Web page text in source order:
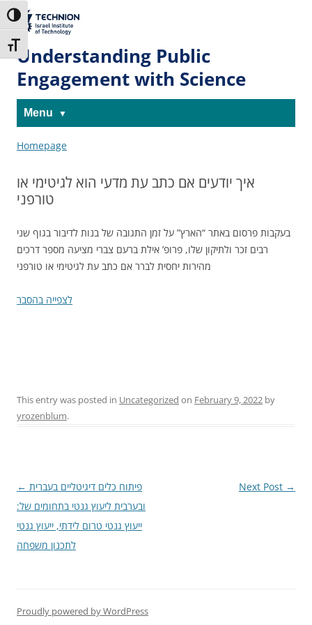
to
Content
to
navigation
Toggle High Contrast
Toggle Font size
The Technion
Site
Understanding Public
Engagement with Science
Menu
Homepage
איך יודעים אם כתב עת מדעי הוא לגיטימי או
טורפני
בעקבות פרסום באתר “הארץ” על זמן התגובה של בנות לדיבור בגוף שני
רבים זכר ולתיקון שלו, פרופ’ אילת ברעם צברי מציעה מספר דרכים
מהירות יחסית לברר אם כתב עת לגיטימי או טורפני
לצפייה בהסבר
This entry was posted in Uncategorized on February 9, 2022 by
yrozenblum.
Post
navigation
←
ובערבית ליעוץ גנטי בתחומים של:
ייעוץ גנטי טרום לידתי, ייעוץ גנטי
לתכנון משפחה
Next Post →
Proudly powered by WordPress